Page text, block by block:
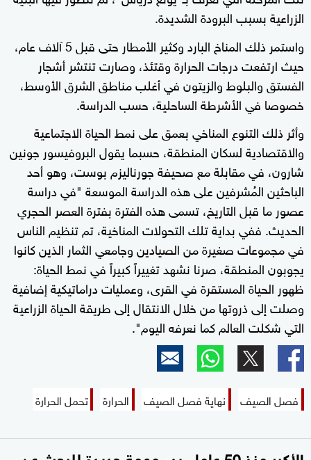
الزراعية بسبب البرودة الشديدة.
واستمر ذلك المناخ البارد وكثير الأمطار حتى قبل 5 آلاف عام،
حيث ارتفعت درجات الحرارة وقتئذ، وصارت تنتشر أشجار
الفستق والبلوط والزيتون في أغلب مناطق الشرق الأوسط،
خصوصا في الأشرطة الساحلية، حسب الدراسة.
وأثر ذلك التنوع المناخي بعمق على نمط الحياة الاجتماعية
والاقتصادية لسكان المنطقة، حسبما يقول البروفيسور جونين
شارون، في مقابلة مع صحيفة جورناليزم بوست، وهو أحد
الباحثين المُشرفين على هذه الدراسة الموسعة "في دراسة
عصور ما قبل التاريخ، تسمى هذه الفترة بفترة العصر الحجري
الحديث. ففي بداية تلك التحولات المناخية، تم تنظيم الناس
في مجموعات صغيرة من الصيادين وجامعي الثمار الذين كانوا
يجوبون المنطقة، صرنا نشهد تغييراً كبيراً في نمط الحياة:
ظهور الحياة المستقرة في القرى، وعمليات دراماتيكية إضافية
وصلت إلى ذروتها من خلال الانتقال إلى طريقة الحياة الزراعية
التي شكلت العالم كما نعرفه اليوم".
فصل الصيف نهاية فصل الصيف الحرارة تحمل الحرارة